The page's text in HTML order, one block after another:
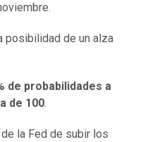
posibilidad de un alza
de probabilidades a
de 100.
la Fed de subir los